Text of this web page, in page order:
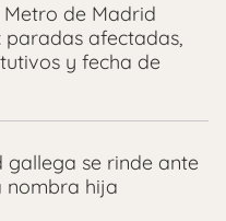
de Madrid
paradas afectadas,
y fecha de
gallega se rinde ante
nombra hija